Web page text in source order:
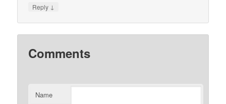
Reply ↓
Comments
Name